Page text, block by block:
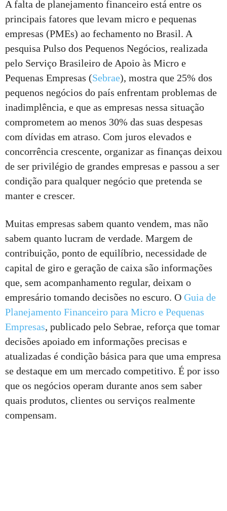
A falta de planejamento financeiro está entre os
principais fatores que levam micro e pequenas
empresas (PMEs) ao fechamento no Brasil. A
pesquisa Pulso dos Pequenos Negócios, realizada
pelo Serviço Brasileiro de Apoio às Micro e
Pequenas Empresas (Sebrae), mostra que 25% dos
pequenos negócios do país enfrentam problemas de
inadimplência, e que as empresas nessa situação
comprometem ao menos 30% das suas despesas
com dívidas em atraso. Com juros elevados e
concorrência crescente, organizar as finanças deixou
de ser privilégio de grandes empresas e passou a ser
condição para qualquer negócio que pretenda se
manter e crescer.
Muitas empresas sabem quanto vendem, mas não
sabem quanto lucram de verdade. Margem de
contribuição, ponto de equilíbrio, necessidade de
capital de giro e geração de caixa são informações
que, sem acompanhamento regular, deixam o
empresário tomando decisões no escuro. O Guia de
Planejamento Financeiro para Micro e Pequenas
Empresas, publicado pelo Sebrae, reforça que tomar
decisões apoiado em informações precisas e
atualizadas é condição básica para que uma empresa
se destaque em um mercado competitivo. É por isso
que os negócios operam durante anos sem saber
quais produtos, clientes ou serviços realmente
compensam.